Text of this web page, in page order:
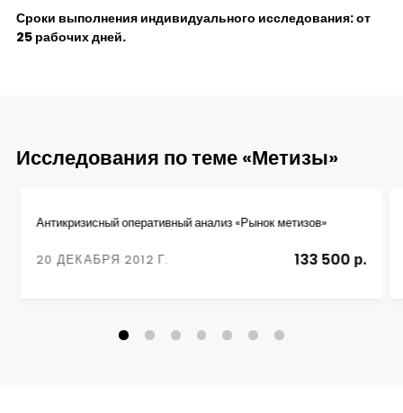
Сроки выполнения индивидуального исследования: от
25 рабочих дней.
Исследования по теме «Метизы»
Антикризисный оперативный анализ «Рынок метизов»
20 ДЕКАБРЯ 2012 Г. 133 500 р.